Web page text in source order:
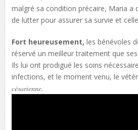
malgré sa condition précaire, Maria a
de lutter pour assurer sa survie et
Fort heureusement, les bénévoles
réservé un meilleur traitement que
Ils lui ont prodigué les soins
infections, et le moment venu, le
césarienne.